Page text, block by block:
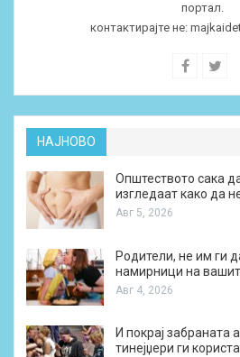
портал.
контактирајте не:
НАЈНОВО
Општеството сака
изгледаат како да
Авг 5, 2026
Родители, не им ги
намирници на
Авг 4, 2026
И покрај забраната
тинејџери ги